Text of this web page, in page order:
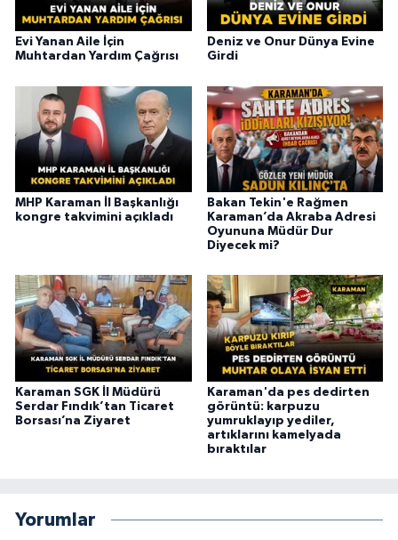
Evi Yanan Aile İçin
Muhtardan Yardım Çağrısı
Deniz ve Onur Dünya Evine
Girdi
MHP Karaman İl Başkanlığı
kongre takvimini açıkladı
Bakan Tekin'e Rağmen
Karaman’da Akraba Adresi
Oyununa Müdür Dur
Diyecek mi?
Karaman SGK İl Müdürü
Serdar Fındık’tan Ticaret
Borsası’na Ziyaret
Karaman'da pes dedirten
görüntü: karpuzu
yumruklayıp yediler,
artıklarını kamelyada
bıraktılar
Yorumlar